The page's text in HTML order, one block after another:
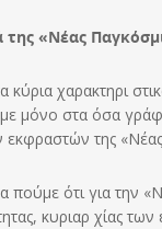
της «Νέας
κύρια χαρακτηρι
μόνο στα όσα
της
πούμε ότι για την
κυριαρ χίας